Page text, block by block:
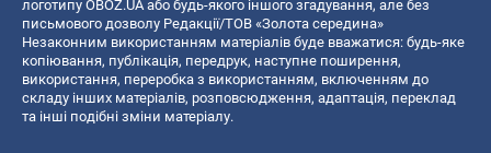
логотипу OBOZ.UA або будь-якого іншого згадування, але без
письмового дозволу Редакції/ТОВ «Золота середина»
Незаконним використанням матеріалів буде вважатися: будь-яке
копiювання, публiкацiя, передрук, наступне поширення,
використання, переробка з використанням, включенням до
складу інших матеріалів, розповсюдження, адаптація, переклад
та інші подібні зміни матеріалу.